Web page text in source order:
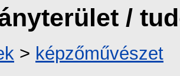
/
> képzőművészet